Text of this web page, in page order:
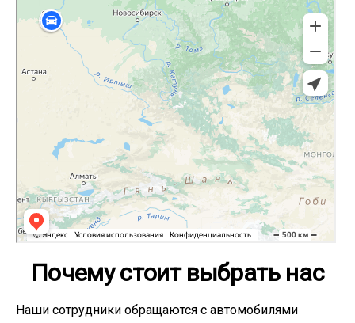
Почему стоит выбрать нас
Наши сотрудники обращаются с автомобилями